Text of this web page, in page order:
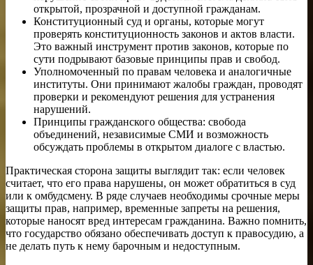
открытой, прозрачной и доступной гражданам.
Конституционный суд и органы, которые могут
проверять конституционность законов и актов власти.
Это важный инструмент против законов, которые по
сути подрывают базовые принципы прав и свобод.
Уполномоченный по правам человека и аналогичные
институты. Они принимают жалобы граждан, проводят
проверки и рекомендуют решения для устранения
нарушений.
Принципы гражданского общества: свобода
объединений, независимые СМИ и возможность
обсуждать проблемы в открытом диалоге с властью.
Практическая сторона защиты выглядит так: если человек
считает, что его права нарушены, он может обратиться в суд
или к омбудсмену. В ряде случаев необходимы срочные меры
защиты прав, например, временные запреты на решения,
которые наносят вред интересам гражданина. Важно помнить,
что государство обязано обеспечивать доступ к правосудию, а
не делать путь к нему барочным и недоступным.